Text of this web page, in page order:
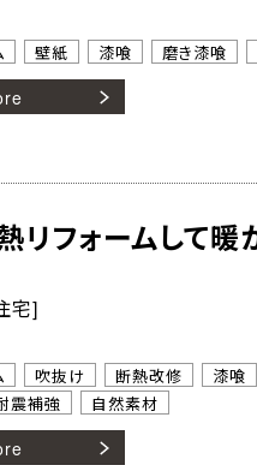
壁紙 漆喰 磨き漆喰
リフォームして暖
宅]
吹抜け 断熱改修
漆喰
震補強 自然素材